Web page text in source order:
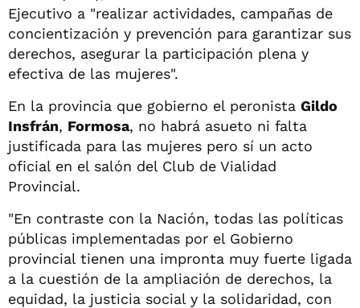
Ejecutivo a "realizar actividades, campañas de
concientización y prevención para garantizar sus
derechos, asegurar la participación plena y
efectiva de las mujeres".
En la provincia que gobierno el peronista Gildo
Insfrán, Formosa, no habrá asueto ni falta
justificada para las mujeres pero sí un acto
oficial en el salón del Club de Vialidad
Provincial.
"En contraste con la Nación, todas las políticas
públicas implementadas por el Gobierno
provincial tienen una impronta muy fuerte ligada
a la cuestión de la ampliación de derechos, la
equidad, la justicia social y la solidaridad, con